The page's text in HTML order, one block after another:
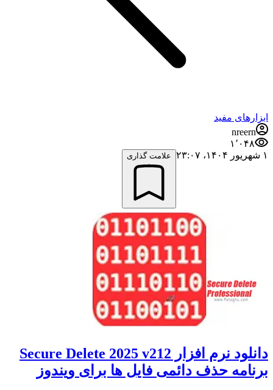
ابزارهای مفید
nreern
۱٬۰۴۸
۱ شهریور ۱۴۰۴،‏ ۲۳:۰۷
علامت گذاری
دانلود نرم افزار Secure Delete 2025 v212
برنامه حذف دائمی فایل ها برای ویندوز